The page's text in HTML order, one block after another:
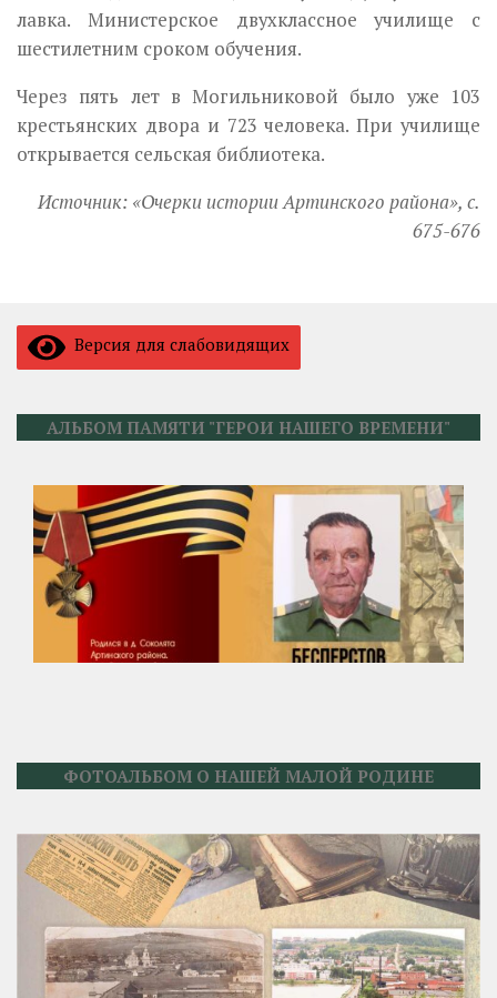
лавка. Министерское двухклассное училище с
шестилетним сроком обучения.
Через пять лет в Могильниковой было уже 103
крестьянских двора и 723 человека. При училище
открывается сельская библиотека.
Источник: «Очерки истории Артинского района», с.
675-676
Версия для слабовидящих
АЛЬБОМ ПАМЯТИ "ГЕРОИ НАШЕГО ВРЕМЕНИ"
ФОТОАЛЬБОМ О НАШЕЙ МАЛОЙ РОДИНЕ